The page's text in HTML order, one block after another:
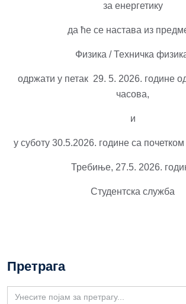
за енергетику
да ће се настава из
Физика / Техничка
одржати у петак 29. 5. 2026. године
часова,
и
у суботу 30.5.2026. године са
Требиње, 27.5. 2026.
Студентска служба
Претрага
Search
for: